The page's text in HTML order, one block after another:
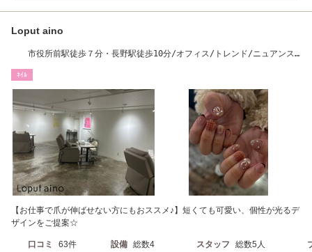
Loput aino
市役所前駅徒歩７分・長野駅徒歩10分/オフィス/トレンド/ニュアンス/
ﾈｲﾙ
【お仕事で爪が伸ばせない方にもおススメ♪】短くても可愛い、個性が光るデ
ザインをご提案☆
口コミ 63件 設備 総数4 スタッフ 総数5人